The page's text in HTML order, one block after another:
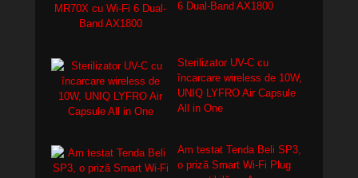
6 Dual-Band AX1800
Sterilizator UV-C cu
încarcare wireless de 10W,
UNIQ LYFRO Air Capsule
All in One
Am testat Tenda Beli SP3,
o priză Smart Wi-Fi Plug